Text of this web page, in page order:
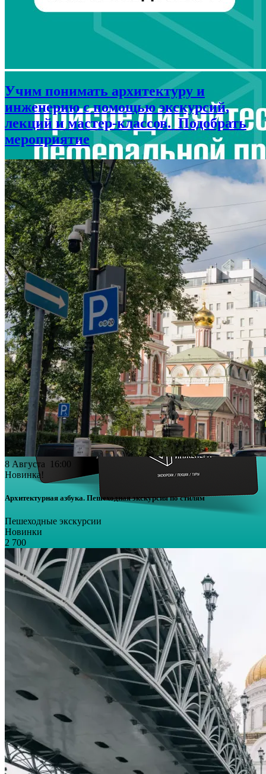
Учим понимать архитектуру и
инженерию с помощью экскурсий,
лекций и мастер-классов. Подобрать
мероприятие
8 Августа 16:00
Новинка!
Архитектурная азбука. Пешеходная экскурсия по стилям
Пешеходные экскурсии
Новинки
2 700